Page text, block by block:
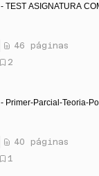
- TEST ASIGNATURA
46 páginas
2
- Primer-Parcial-Teoria-
40 páginas
1